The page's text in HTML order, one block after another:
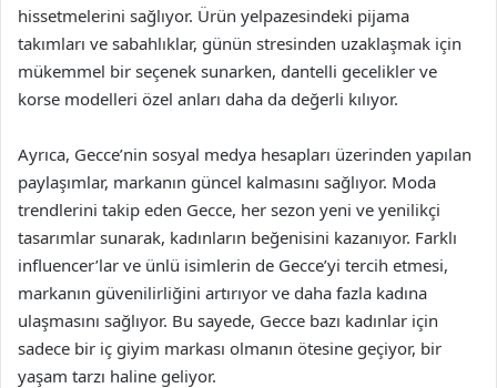
hissetmelerini sağlıyor. Ürün yelpazesindeki pijama
takımları ve sabahlıklar, günün stresinden uzaklaşmak için
mükemmel bir seçenek sunarken, dantelli gecelikler ve
korse modelleri özel anları daha da değerli kılıyor.
Ayrıca, Gecce’nin sosyal medya hesapları üzerinden yapılan
paylaşımlar, markanın güncel kalmasını sağlıyor. Moda
trendlerini takip eden Gecce, her sezon yeni ve yenilikçi
tasarımlar sunarak, kadınların beğenisini kazanıyor. Farklı
influencer’lar ve ünlü isimlerin de Gecce’yi tercih etmesi,
markanın güvenilirliğini artırıyor ve daha fazla kadına
ulaşmasını sağlıyor. Bu sayede, Gecce bazı kadınlar için
sadece bir iç giyim markası olmanın ötesine geçiyor, bir
yaşam tarzı haline geliyor.